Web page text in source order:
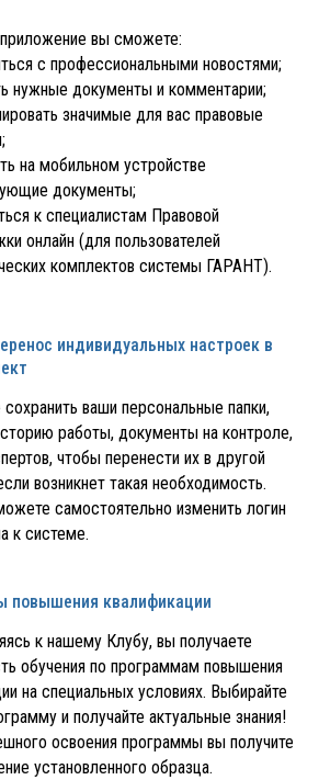
вы сможете:
с профессиональными новостями;
нужные документы и комментарии;
значимые для вас правовые
на мобильном устройстве
документы;
к специалистам Правовой
онлайн (для пользователей
комплектов системы ГАРАНТ).
индивидуальных настроек в
ваши персональные папки,
работы, документы на контроле,
чтобы перенести их в другой
возникнет такая необходимость.
самостоятельно изменить логин
к системе.
повышения квалификации
к нашему Клубу, вы получаете
обучения по программам повышения
на специальных условиях. Выбирайте
и получайте актуальные знания!
освоения программы вы получите
установленного образца.